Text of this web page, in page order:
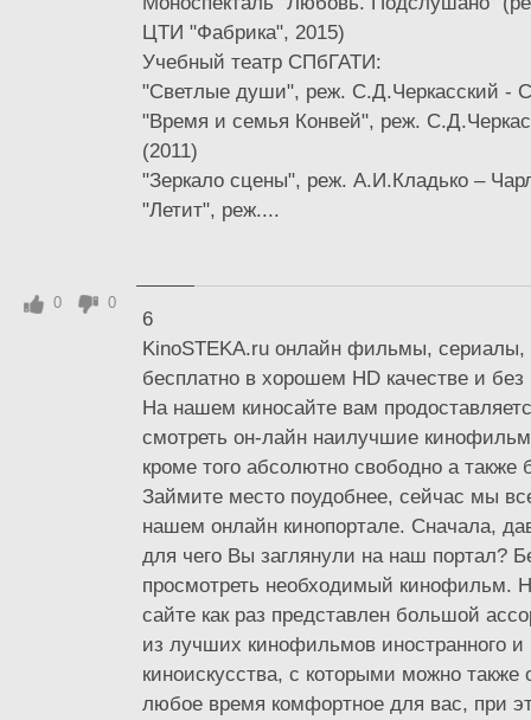
ЦТИ "Фабрика", 2015)
Учебный театр СПбГАТИ:
"Светлые души", реж. С.Д.Черкасский -
"Время и семья Конвей", реж.
(2011)
"Зеркало сцены", реж. А.И.Кладько –
"Летит", реж....
6
KinoSTEKA.ru онлайн фильмы,
бесплатно в хорошем HD качестве и без
На нашем киносайте вам
смотреть он-лайн наилучшие
кроме того абсолютно свободно а также
Займите место поудобнее, сейчас мы
нашем онлайн кинопортале. Сначала,
для чего Вы заглянули на наш портал?
просмотреть необходимый кинофильм.
сайте как раз представлен большой
из лучших кинофильмов иностранного и
киноискусства, c которыми можно также
любое время комфортное для вас, при
0 0